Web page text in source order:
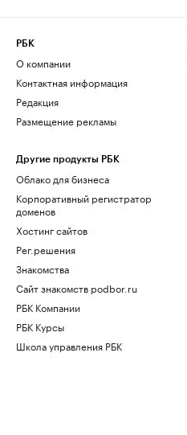
РБК
О компании
Контактная информация
Редакция
Размещение рекламы
Другие продукты РБК
Облако для бизнеса
Корпоративный регистратор
доменов
Хостинг сайтов
Рег.решения
Знакомства
Сайт знакомств podbor.ru
РБК Компании
РБК Курсы
Школа управления РБК